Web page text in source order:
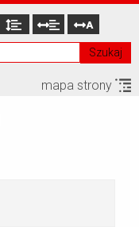
Szukaj
A
mapa strony